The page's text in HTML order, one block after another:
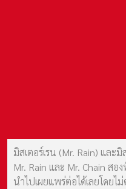
มิสเตอร์เรน (Mr. Rain) และมิ
Mr. Rain และ Mr. Chain ส
นำไปเผยแพร่ต่อได้เลยโดย